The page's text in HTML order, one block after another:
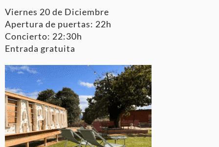
Viernes 20 de Diciembre
Apertura de puertas: 22h
Concierto: 22:30h
Entrada gratuita